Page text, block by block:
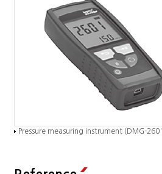
Pressure measuring instrument (DMG-